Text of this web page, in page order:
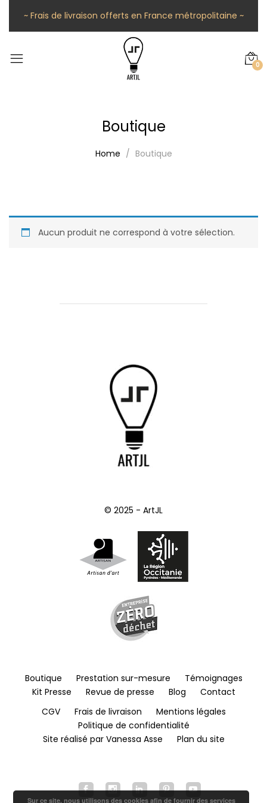
~ Frais de livraison offerts en France métropolitaine ~
0
Boutique
Home Boutique
Aucun produit ne correspond à votre sélection.
© 2025 - ArtJL
Boutique Prestation sur-mesure
Témoignages
Kit Presse
Revue de presse Blog
Contact
CGV
Frais de livraison
Mentions légales
Politique de confidentialité
Site réalisé par Vanessa Asse
Plan du site
Sur ce site, nous utilisons des cookies afin de fournir des services